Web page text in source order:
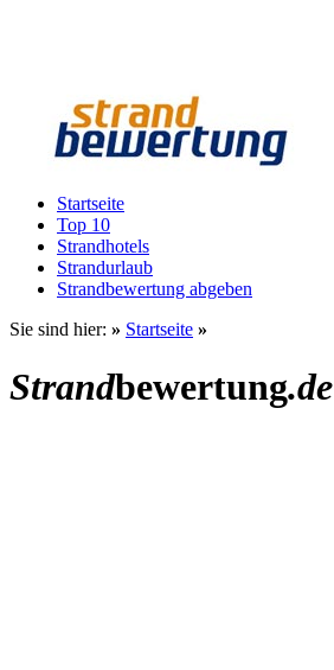
Startseite
Top 10
Strandhotels
Strandurlaub
Strandbewertung abgeben
Sie sind hier: » Startseite »
Strandbewertung.de